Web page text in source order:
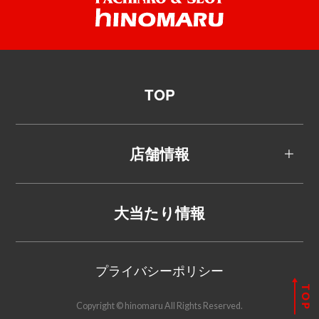
TOP
店舗情報
大当たり情報
プライバシーポリシー
Copyright © hinomaru All Rights Reserved.